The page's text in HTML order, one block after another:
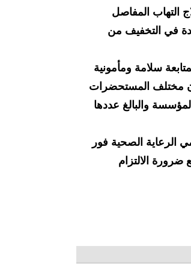
التهاب المفاصل
في التخفيف من
سلامة ومأمونية
أن مختلف المستحضرات
والبالغ عددها
الصحية فور
الالتزام